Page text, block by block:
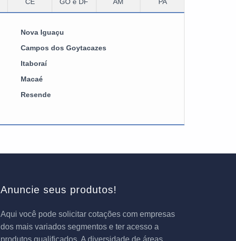
Nova Iguaçu
Campos dos Goytacazes
Itaboraí
Macaé
Resende
Anuncie seus produtos!
Aqui você pode solicitar cotações com empresas
dos mais variados segmentos e ter acesso a
produtos qualificados. A diversidade de áreas